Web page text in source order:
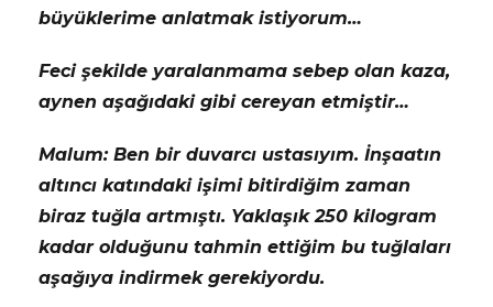
büyüklerime anlatmak istiyorum…
Feci şekilde yaralanmama sebep olan kaza,
aynen aşağıdaki gibi cereyan etmiştir…
Malum: Ben bir duvarcı ustasıyım. İnşaatın
altıncı katındaki işimi bitirdiğim zaman
biraz tuğla artmıştı. Yaklaşık 250 kilogram
kadar olduğunu tahmin ettiğim bu tuğlaları
aşağıya indirmek gerekiyordu.